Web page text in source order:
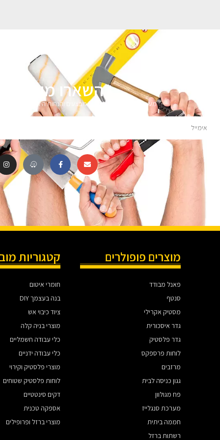
השארו מעודכנים
מעוניינים לקבל עדכונים על מבצעים והנחות הירשמו
מוצרים פופולרים
פאנל מבודד
סנטף
מסטיק אקרילי
גדר איסכורית
גדר פלסטיק
לוחות פרספקס
מרזבים
גגון כניסה לבית
פח מגולוון
מערכת סנגלייז
חממה ביתית
רשתות ברזל
קטגוריות
חומרי איטום
בנה בעצמך DIY
ציוד כיבוי אש
מוצרי בניה קלה
כלי עבודה חשמליים
כלי עבודה ידניים
מוצרי פלסטיק וקירוי
לוחות פלסטיק שטוחים
דקים סינטטיים
אספקה טכנית
מוצרי ברזל ופרופילים